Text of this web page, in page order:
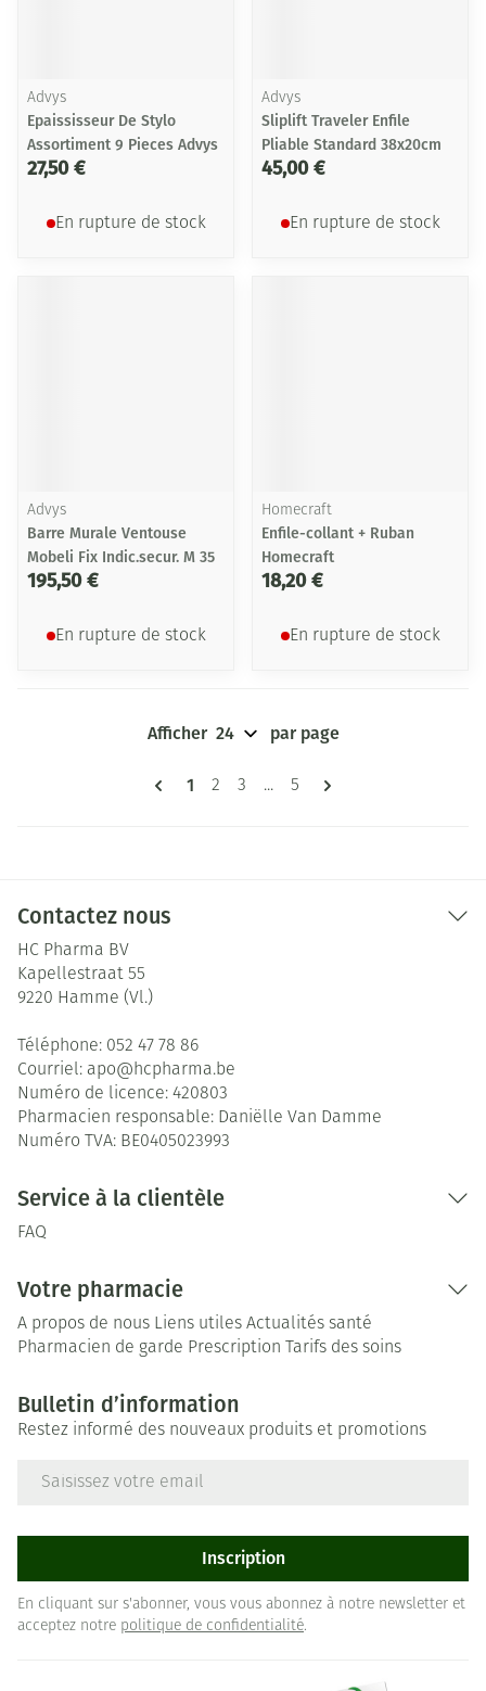
Advys
Epaississeur De Stylo
Assortiment 9 Pieces Advys
27,50 €
En rupture de stock
Advys
Sliplift Traveler Enfile
Pliable Standard 38x20cm
45,00 €
En rupture de stock
Advys
Barre Murale Ventouse
Mobeli Fix Indic.secur. M 35
195,50 €
En rupture de stock
Homecraft
Enfile-collant + Ruban
Homecraft
18,20 €
En rupture de stock
Pages
Vous lisez actuellement la page
1 Page
2 Page
3 ... Page
5
Afficher par page
Contactez nous
HC Pharma BV
Kapellestraat 55
9220 Hamme (Vl.)
Téléphone: 052 47 78 86
Courriel: apo@hcpharma.be
Numéro de licence: 420803
Pharmacien responsable: Daniëlle Van Damme
Numéro TVA: BE0405023993
Service à la clientèle
FAQ
Votre pharmacie
A propos de nous Liens utiles Actualités santé
Pharmacien de garde Prescription Tarifs des soins
Bulletin d’information
Restez informé des nouveaux produits et promotions
Inscription
En cliquant sur s'abonner, vous vous abonnez à notre newsletter et
acceptez notre politique de confidentialité.